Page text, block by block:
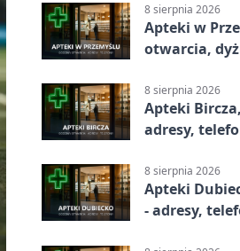
8 sierpnia 2026
Apteki w
otwarcia,
8 sierpnia 2026
Apteki
adresy,
8 sierpnia 2026
Apteki
- adresy,